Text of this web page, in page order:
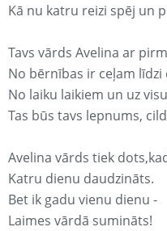
Kā nu katru reizi spēj un
Tavs vārds Avelina ar
No bērnības ir ceļam līdzi
No laiku laikiem un uz
Tas būs tavs lepnums,
Avelina vārds tiek
Katru dienu daudzināts.
Bet ik gadu vienu dienu -
Laimes vārdā sumināts!